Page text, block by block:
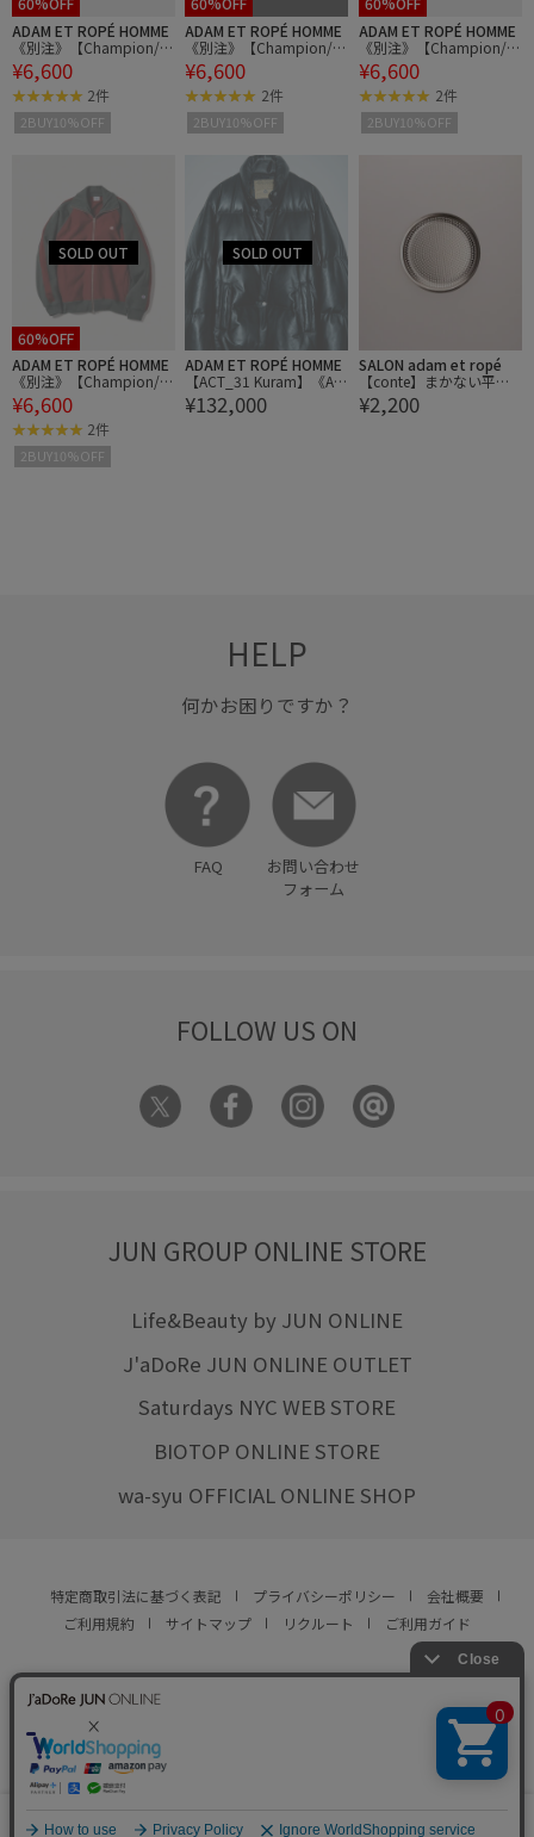
0
ADAM ET ROPÉ HOMME
《別注》【Champion/チ
ャンピオン】REVERSE W
EAVE TRACK JACKET
¥6,600
2件
2BUY10%OFF
ADAM ET ROPÉ HOMME
《別注》【Champion/チ
ャンピオン】REVERSE W
EAVE TRACK JACKET
¥6,600
2件
2BUY10%OFF
ADAM ET ROPÉ HOMME
《別注》【Champion/チ
ャンピオン】REVERSE W
EAVE TRACK JACKET
¥6,600
2件
2BUY10%OFF
60%OFF
ADAM ET ROPÉ HOMME
《別注》【Champion/チ
ャンピオン】REVERSE W
EAVE TRACK JACKET
¥6,600
2件
2BUY10%OFF
ADAM ET ROPÉ HOMME
【ACT_31 Kuram】《AVI
REX for ADAM ET ROP
E'》LEATHER DOWN JAC
¥132,000
SALON adam et ropé
【conte】まかない平ザ
ル180
¥2,200
HELP
何かお困りですか？
FAQ
お問い合わせ
フォーム
FOLLOW US ON
JUN GROUP ONLINE STORE
Life&Beauty by JUN ONLINE
J'aDoRe JUN ONLINE OUTLET
Saturdays NYC WEB STORE
BIOTOP ONLINE STORE
wa-syu OFFICIAL ONLINE SHOP
特定商取引法に基づく表記 プライバシーポリシー
会社概要
ご利用規約
サイトマップ リクルート ご利用ガイド
© JUN CO.,LTD. ALL RIGHTS RESERVED.